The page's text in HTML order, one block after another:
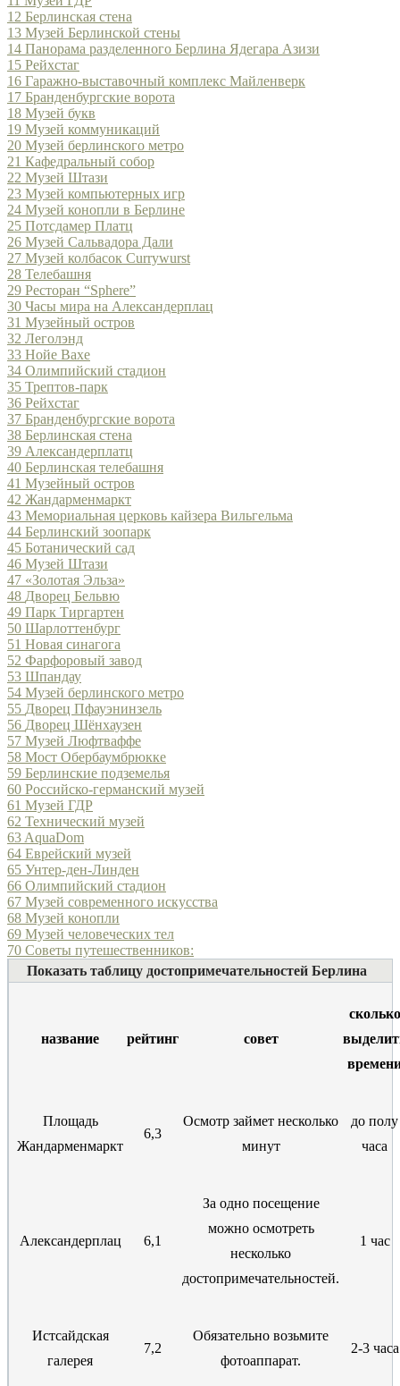
12 Берлинская стена
13 Музей Берлинской стены
14 Панорама разделенного Берлина Ядегара Азизи
15 Рейхстаг
16 Гаражно-выставочный комплекс Майленверк
17 Бранденбургские ворота
18 Музей букв
19 Музей коммуникаций
20 Музей берлинского метро
21 Кафедральный собор
22 Музей Штази
23 Музей компьютерных игр
24 Музей конопли в Берлине
25 Потсдамер Платц
26 Музей Сальвадора Дали
27 Музей колбасок Currywurst
28 Телебашня
29 Ресторан “Sphere”
30 Часы мира на Александерплац
31 Музейный остров
32 Леголэнд
33 Нойе Вахе
34 Олимпийский стадион
35 Трептов-парк
36 Рейхстаг
37 Бранденбургские ворота
38 Берлинская стена
39 Александерплатц
40 Берлинская телебашня
41 Музейный остров
42 Жандарменмаркт
43 Мемориальная церковь кайзера Вильгельма
44 Берлинский зоопарк
45 Ботанический сад
46 Музей Штази
47 «Золотая Эльза»
48 Дворец Бельвю
49 Парк Тиргартен
50 Шарлоттенбург
51 Новая синагога
52 Фарфоровый завод
53 Шпандау
54 Музей берлинского метро
55 Дворец Пфауэнинзель
56 Дворец Шёнхаузен
57 Музей Люфтваффе
58 Мост Обербаумбрюкке
59 Берлинские подземелья
60 Российско-германский музей
61 Музей ГДР
62 Технический музей
63 AquaDom
64 Еврейский музей
65 Унтер-ден-Линден
66 Олимпийский стадион
67 Музей современного искусства
68 Музей конопли
69 Музей человеческих тел
70 Советы путешественников:
Показать таблицу достопримечательностей Берлина
название рейтинг совет
сколько
Площадь
Жандарменмаркт
6,3
Осмотр займет несколько
минут
до полу
часа
Александерплац 6,1
За одно посещение
можно осмотреть
несколько
достопримечательностей.
1 час
Истсайдская
галерея
7,2
Обязательно возьмите
фотоаппарат.
2-3 часа